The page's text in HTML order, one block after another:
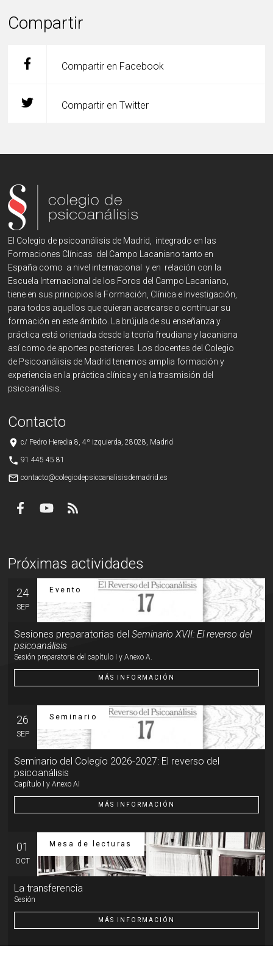
Compartir
Compartir en Facebook
Compartir en Twitter
El Colegio de psicoanálisis de Madrid, integrado en las
Formaciones Clínicas del Campo Lacaniano tanto en
España como a nivel internacional y en relación con la
Escuela Internacional de los Foros del Campo Lacaniano,
tiene en sus principios la Formación, Clínica e Investigación,
para todos aquellos que quieran acercarse o continuar su
formación en este ámbito. La brújula de su enseñanza y
práctica está orientada desde la teoría freudiana y lacaniana
así como de aportes posteriores. Los docentes del Colegio
de Psicoanálisis de Madrid tenemos amplia formación y
experiencia en la práctica clínica y en la trasmisión del
psicoanálisis.
Contacto
place c/ Pedro Heredia 8, 4º izquierda, 28028, Madrid
phone 91 445 45 81
mail_outline contacto@colegiodepsicoanalisisdemadrid.es
Próximas actividades
24
SEP
Evento
Sesiones preparatorias delSeminario XVII: El reverso del
psicoanálisis
Sesión preparatoria del capítulo I y Anexo A.
MÁS INFORMACIÓN
26
SEP
Seminario
Seminario del Colegio 2026-2027: El reverso del
psicoanálisis
Capítulo I y Anexo AI
MÁS INFORMACIÓN
01
OCT
Mesa de lecturas
La transferencia
Sesión
MÁS INFORMACIÓN